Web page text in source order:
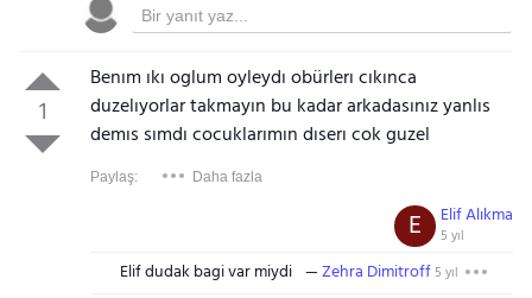
1
Benım ıkı oglum oyleydı obürlerı cıkınca
duzelıyorlar takmayın bu kadar arkadasınız yanlıs
demıs sımdı cocuklarımın dıserı cok guzel
Paylaş: Daha fazla
Elif Alıkma
5 yıl
E
Elif dudak bagi var miydi Zehra Dimitroff5 yıl